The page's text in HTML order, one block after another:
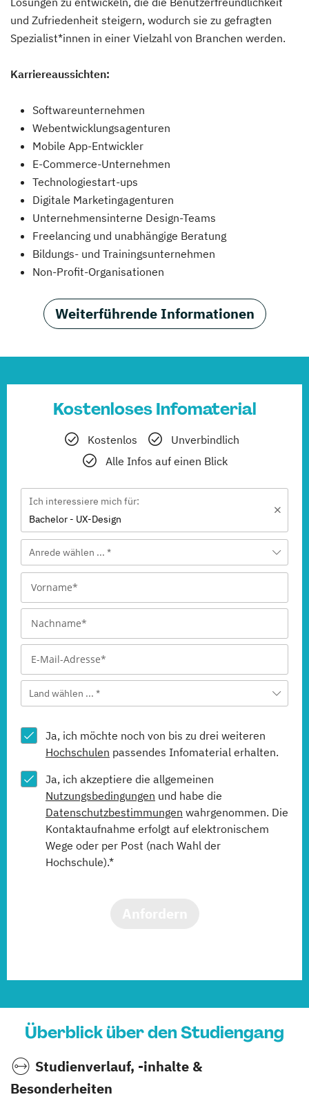
und Zufriedenheit steigern, wodurch sie zu gefragten
Spezialist*innen in einer Vielzahl von Branchen werden.
Karriereaussichten:
Softwareunternehmen
Webentwicklungsagenturen
Mobile App-Entwickler
E-Commerce-Unternehmen
Technologiestart-ups
Digitale Marketingagenturen
Unternehmensinterne Design-Teams
Freelancing und unabhängige Beratung
Bildungs- und Trainingsunternehmen
Non-Profit-Organisationen
Weiterführende Informationen
Kostenloses Infomaterial
Kostenlos
Unverbindlich
Alle Infos auf einen Blick
Ich interessiere mich für:
Bachelor - UX-Design
Anrede wählen ... *
Land wählen ... *
Ja, ich möchte noch von bis zu drei weiteren
Hochschulen passendes Infomaterial erhalten.
Ja, ich akzeptiere die allgemeinen
Nutzungsbedingungen und habe die
Datenschutzbestimmungen wahrgenommen. Die
Kontaktaufnahme erfolgt auf elektronischem
Wege oder per Post (nach Wahl der
Hochschule).*
Überblick über den Studiengang
Studienverlauf, -inhalte &
Besonderheiten